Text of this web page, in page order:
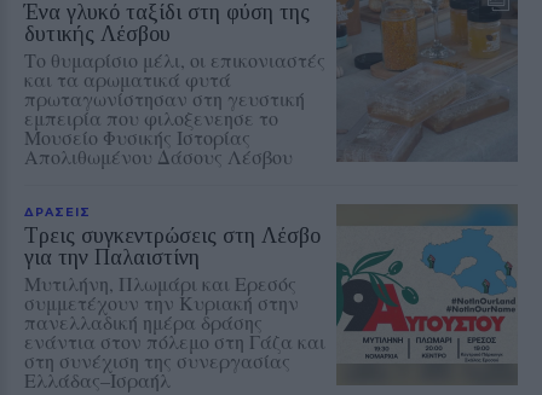
Ένα γλυκό ταξίδι στη φύση της
δυτικής Λέσβου
Το θυμαρίσιο μέλι, οι επικονιαστές
και τα αρωματικά φυτά
πρωταγωνίστησαν στη γευστική
εμπειρία που φιλοξενεησε το
Μουσείο Φυσικής Ιστορίας
Απολιθωμένου Δάσους Λέσβου
ΔΡΑΣΕΙΣ
Τρεις συγκεντρώσεις στη Λέσβο
για την Παλαιστίνη
Μυτιλήνη, Πλωμάρι και Ερεσός
συμμετέχουν την Κυριακή στην
πανελλαδική ημέρα δράσης
ενάντια στον πόλεμο στη Γάζα και
στη συνέχιση της συνεργασίας
Ελλάδας–Ισραήλ